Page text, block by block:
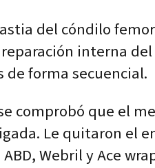
del cóndilo
interna
forma secuencial.
comprobó que el
Le quitaron el
Webril y Ace